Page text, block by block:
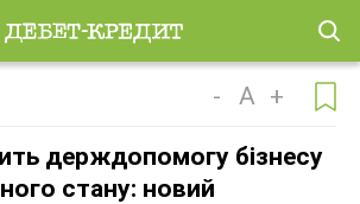
- A +
держдопомогу бізнесу
стану: новий